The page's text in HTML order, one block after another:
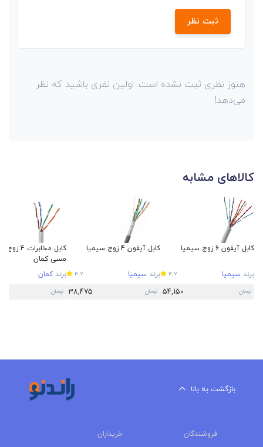
ثبت نظر
هنوز نظری ثبت نشده است. اولین نفری باشید که نظر
می‌دهد!
کالاهای مشابه
کابل آیفون 6 زوج سیمیا
برند سیمیا 4.7
تومان 54,150
کابل آیفون 4 زوج سیمیا
برند سیمیا 4.7
تومان 38,475
مسی کمان
برندکمان
تومان
بازگشت به بالا
فروشندگان خریداران